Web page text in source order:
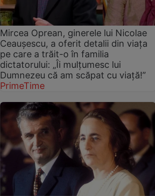
Mircea Oprean, ginerele lui Nicolae
Ceaușescu, a oferit detalii din viața
pe care a trăit-o în familia
dictatorului: „Îi mulțumesc lui
Dumnezeu că am scăpat cu viață!”
PrimeTime